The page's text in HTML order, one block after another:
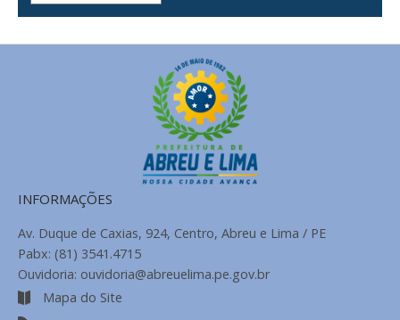
INFORMAÇÕES
Av. Duque de Caxias, 924, Centro, Abreu e Lima / PE
Pabx: (81) 3541.4715
Ouvidoria: ouvidoria@abreuelima.pe.gov.br
Mapa do Site